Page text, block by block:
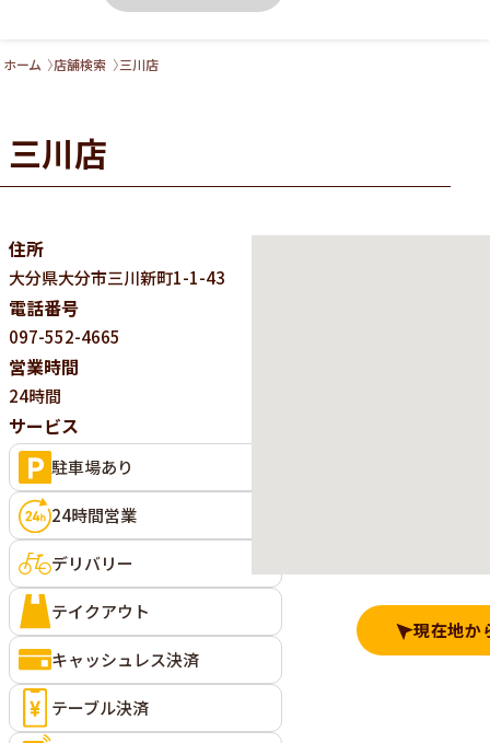
ホーム 店舗検索 三川店
三川店
住所
大分県大分市三川新町1-1-43
電話番号
097-552-4665
営業時間
24時間
サービス
駐車場あり
24時間営業
デリバリー
テイクアウト
キャッシュレス決済
テーブル決済
現在地か